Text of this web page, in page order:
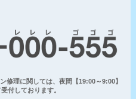
修理に関しては、夜間【19:00～9:00】
付しております。